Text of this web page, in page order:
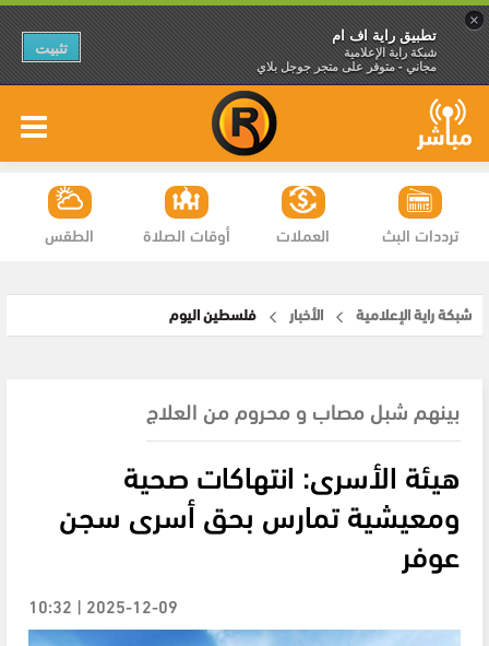
×
تطبيق راية اف ام
شبكة راية الإعلامية
مجاني - متوفر على متجر جوجل بلاي
تثبيت
الطقس أوقات الصلاة العملات ترددات البث
شبكة راية الإعلامية الأخبار فلسطين اليوم
بينهم شبل مصاب و محروم من العلاج
هيئة الأسرى: انتهاكات صحية
ومعيشية تمارس بحق أسرى سجن
عوفر
2025-12-09 | 10:32